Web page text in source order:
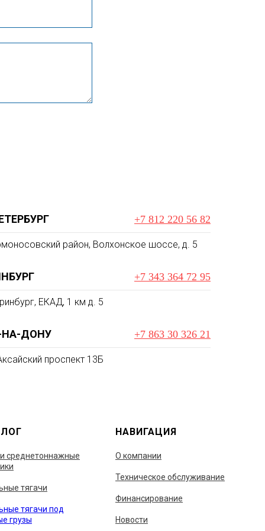
+7 812 220 56 82
район, Волхонское шоссе, д. 5
+7 343 364 72 95
ЕКАД, 1 км д. 5
НА-ДОНУ +7 863 30 326 21
проспект 13Б
среднетоннажные
тягачи
тягачи под
грузы
НАВИГАЦИЯ
О компании
Техническое обслуживание
Финансирование
Новости